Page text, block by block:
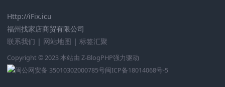
Http://iFix.icu
福州找家店商贸有限公司
联系我们 | 网站地图 | 标签汇聚
Copyright © 2023 本站由 Z-BlogPHP强力驱动
闽公网安备 35010302000785号闽ICP备18014068号-5